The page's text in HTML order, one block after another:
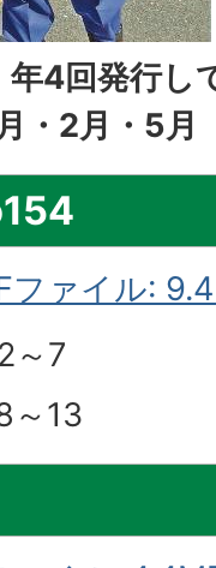
年4回発行し
・2月・5月
ファイル:
7
13